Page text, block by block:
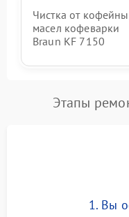
Чистка от
масел кофеварки
Braun KF 7150
Этапы
1. Вы